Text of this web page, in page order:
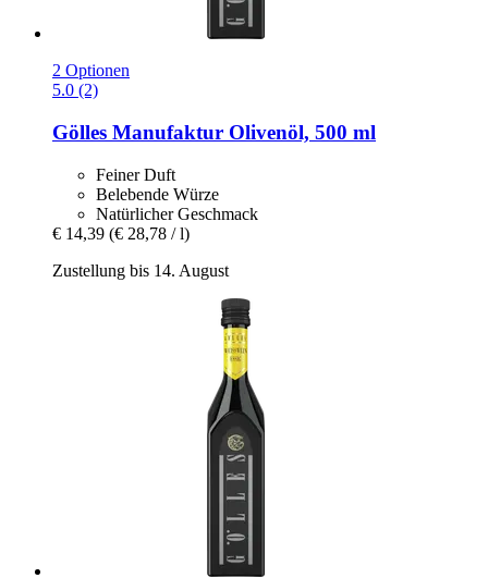
2 Optionen
5.0 (2)
Gölles Manufaktur Olivenöl, 500 ml
Feiner Duft
Belebende Würze
Natürlicher Geschmack
€ 14,39 (€ 28,78 / l)
Zustellung bis 14. August